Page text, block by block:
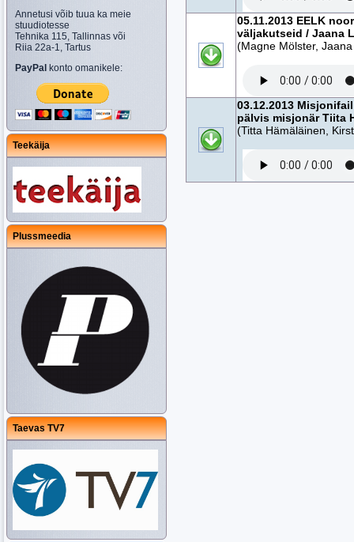
Annetusi võib tuua ka meie
stuudiotesse
Tehnika 115, Tallinnas või
Riia 22a-1, Tartus
PayPal konto omanikele:
Teekäija
Plussmeedia
Taevas TV7
05.11.2013 EELK
väljakutseid / Jaana
(Magne Mölster,
03.12.2013
pälvis misjonär Tiita
(Titta Hämäläinen,